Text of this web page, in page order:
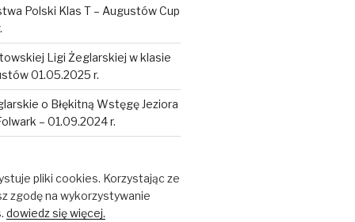
Polski Klas T – Augustów Cup
Ligi Żeglarskiej w klasie
01.05.2025 r.
o Błękitną Wstęgę Jeziora
– 01.09.2024 r.
pliki cookies. Korzystając ze
zgodę na wykorzystywanie
dowiedz się więcej.